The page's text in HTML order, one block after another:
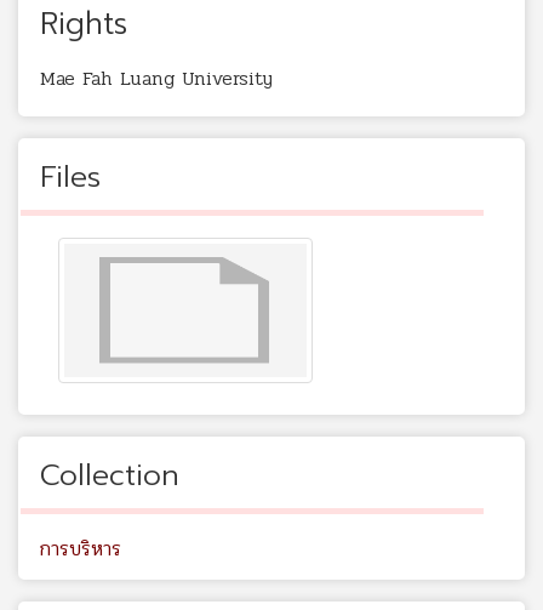
Rights
Mae Fah Luang University
Files
Collection
การบริหาร